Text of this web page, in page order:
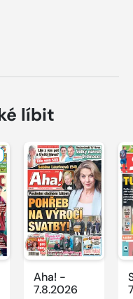
líbit
Aha! -
7.8.2026